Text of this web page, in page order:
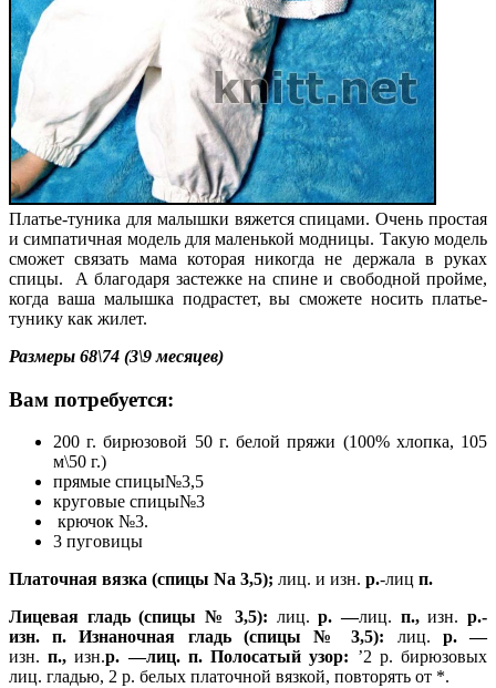
Платье-туника для малышки вяжется спицами. Очень простая
и симпатичная модель для маленькой модницы. Такую модель
сможет связать мама которая никогда не держала в руках
спицы. А благодаря застежке на спине и свободной пройме,
когда ваша малышка подрастет, вы сможете носить платье-
тунику как жилет.
Размеры 68\74 (3\9 месяцев)
Вам потребуется:
200 г. бирюзовой 50 г. белой пряжи (100% хлопка, 105
м\50 г.)
прямые спицы№3,5
круговые спицы№3
крючок №3.
3 пуговицы
Платочная вязка (спицы Na 3,5); лиц. и изн. р.-лиц п.
Лицевая гладь(спицы № 3,5): лиц.р. —лиц. п.,изн.р.-
изн.п.Изнаночная гладь(спицы № 3,5): лиц. р. —
изн.п.,изн.р. —лиц. п.Полосатый узор: ’2 р. бирюзовых
лиц. гла­дью, 2 р. белых платочной вязкой, повто­рять от *.